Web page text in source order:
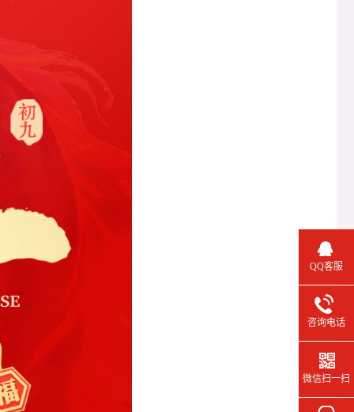
QQ客服
咨询电话
微信扫一扫